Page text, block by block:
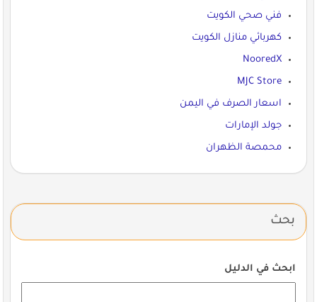
فني صحي الكويت
كهربائي منازل الكويت
NooredX
MJC Store
اسعار الصرف في اليمن
جولد الإمارات
محمصة الظهران
بحث
ابحث في الدليل